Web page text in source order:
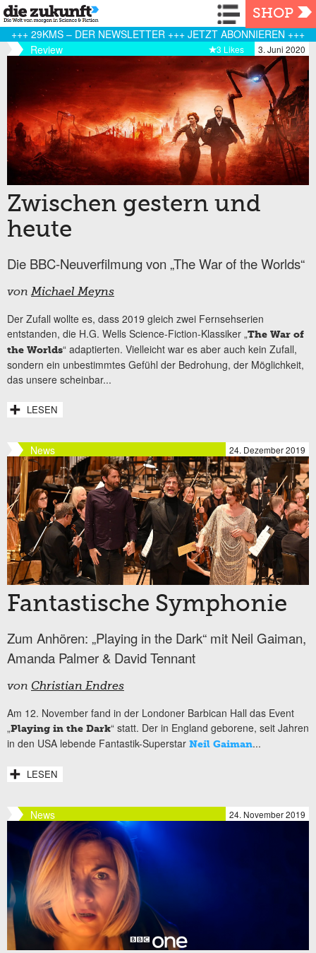
Navigation
SHOP
+++ 29KMS – DER NEWSLETTER +++ JETZT ABONNIEREN +++
Review
3. Juni 2020
3 Likes
Zwischen gestern und
heute
Die BBC-Neuverfilmung von „The War of the Worlds“
vonMichael Meyns
Der Zufall wollte es, dass 2019 gleich zwei Fernsehserien
entstanden, die H.G. Wells Science-Fiction-Klassiker „The War of
the Worlds“ adaptierten. Vielleicht war es aber auch kein Zufall,
sondern ein unbestimmtes Gefühl der Bedrohung, der Möglichkeit,
das unsere scheinbar...
LESEN
News 24. Dezember 2019
Fantastische Symphonie
Zum Anhören: „Playing in the Dark“ mit Neil Gaiman,
Amanda Palmer & David Tennant
von Christian Endres
Am 12. November fand in der Londoner Barbican Hall das Event
„Playing in the Dark“ statt. Der in England geborene, seit Jahren
in den USA lebende Fantastik-Superstar Neil Gaiman...
LESEN
News 24. November 2019